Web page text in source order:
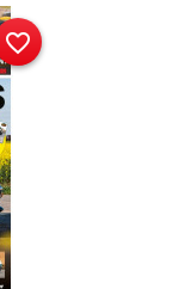
favorite_border